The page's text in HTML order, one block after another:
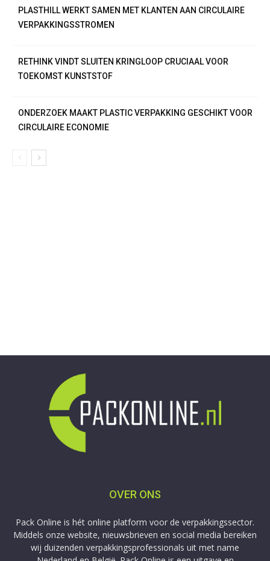
PLASTHILL WERKT SAMEN MET KLANTEN AAN CIRCULAIRE
VERPAKKINGSSTROMEN
RETHINK VINDT SLUITEN KRINGLOOP CRUCIAAL VOOR
TOEKOMST KUNSTSTOF
ONDERZOEK MAAKT PLASTIC VERPAKKING GESCHIKT VOOR
CIRCULAIRE ECONOMIE
OVER ONS
Pack Online is hét online platform voor de verpakkingssector.
Middels onze website, nieuwsbrieven en social media bereiken
wij duizenden verpakkingsprofessionals uit met name